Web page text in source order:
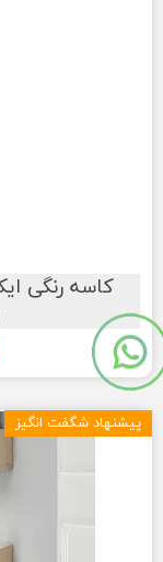
پیشنهاد شگفت انگیز